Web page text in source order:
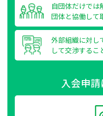
自団体だけでは
団体と協働して
外部組織に対し
して交渉するこ
入会申